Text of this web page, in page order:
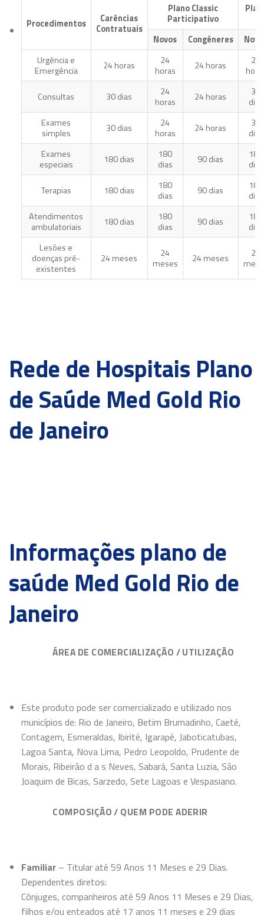
Procedimentos
Carências
Contratuais
Plano Classic
Participativo
Novos
Congêneres
Urgência e
Emergência
24 horas
24
horas
24 horas
24
Consultas
30 dias
24
horas
24 horas
30
dias
Exames
simples
30 dias
24
horas
24 horas
30
dias
Exames
especiais
180 dias
180
dias
90 dias
180
dias
Terapias
180 dias
180
dias
90 dias
180
dias
Atendimentos
ambulatoriais
180 dias
180
dias
90 dias
180
dias
Lesões e
doenças pré-
existentes
24 meses
24
meses
24 meses
24
Rede de Hospitais Plano
de Saúde Med Gold Rio
de Janeiro
Informações plano de
saúde Med Gold Rio de
Janeiro
ÁREA DE COMERCIALIZAÇÃO / UTILIZAÇÃO
Este produto pode ser comercializado e utilizado nos
municípios de: Rio de Janeiro, Betim Brumadinho, Caeté,
Contagem, Esmeraldas, Ibirité, Igarapé, Jaboticatubas,
Lagoa Santa, Nova Lima, Pedro Leopoldo, Prudente de
Morais, Ribeirão d a s Neves, Sabará, Santa Luzia, São
Joaquim de Bicas, Sarzedo, Sete Lagoas e Vespasiano.
COMPOSIÇÃO / QUEM PODE ADERIR
Familiar – Titular até 59 Anos 11 Meses e 29 Dias.
Dependentes diretos:
Cônjuges, companheiros até 59 Anos 11 Meses e 29 Dias,
filhos e/ou enteados até 17 anos 11 meses e 29 dias